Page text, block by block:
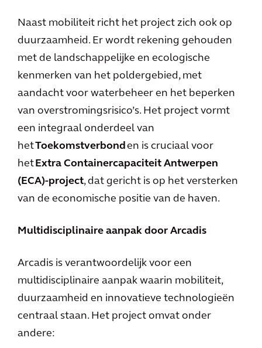
Naast mobiliteit richt het project zich ook op
duurzaamheid. Er wordt rekening gehouden
met de landschappelijke en ecologische
kenmerken van het poldergebied, met
aandacht voor waterbeheer en het beperken
van overstromingsrisico’s. Het project vormt
een integraal onderdeel van
hetToekomstverbonden is cruciaal voor
hetExtra Containercapaciteit Antwerpen
(ECA)-project, dat gericht is op het versterken
van de economische positie van de haven.
Multidisciplinaire aanpak door Arcadis
Arcadis is verantwoordelijk voor een
multidisciplinaire aanpak waarin mobiliteit,
duurzaamheid en innovatieve technologieën
centraal staan. Het project omvat onder
andere: